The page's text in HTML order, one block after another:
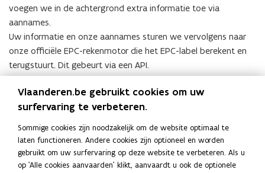
voegen we in de achtergrond extra informatie toe via
aannames.
Uw informatie en onze aannames sturen we vervolgens naar
onze officiële EPC-rekenmotor die het EPC-label berekent en
terugstuurt. Dit gebeurt via een API.
Technische informatie over de tool
EPC-rekenmotor en zijn API’s
Deel deze pagina
Vlaanderen.be gebruikt cookies om uw
surfervaring te verbeteren.
Sommige cookies zijn noodzakelijk om de website optimaal te
laten functioneren. Andere cookies zijn optioneel en worden
gebruikt om uw surfervaring op deze website te verbeteren. Als u
op 'Alle cookies aanvaarden' klikt, aanvaardt u ook de optionele